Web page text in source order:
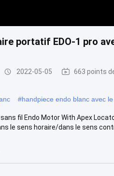
portatif EDO-1 pro
2022-05-05 663 points
#handpiece endo blanc avec
fil Endo Motor With Apex
le sens horaire/dans le sens